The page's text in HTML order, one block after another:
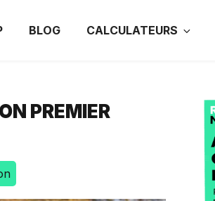
BLOG CALCULATEURS
PREMIER